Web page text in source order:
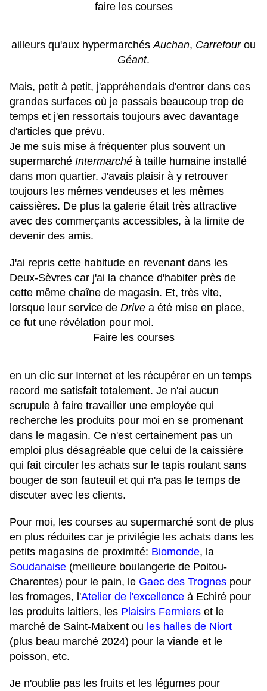
faire les courses
ailleurs qu'aux hypermarchésAuchan, Carrefourou
Géant.
Mais, petit à petit, j'appréhendais d'entrer dans ces
grandes surfaces où je passais beaucoup trop de
temps et j'en ressortais toujours avec davantage
d'articles que prévu.
Je me suis mise à fréquenter plus souvent un
supermarché Intermarché à taille humaine installé
dans mon quartier. J'avais plaisir à y retrouver
toujours les mêmes vendeuses et les mêmes
caissières. De plus la galerie était très attractive
avec des commerçants accessibles, à la limite de
devenir des amis.
J'ai repris cette habitude en revenant dans les
Deux-Sèvres car j'ai la chance d'habiter près de
cette même chaîne de magasin. Et, très vite,
lorsque leur service de Drive a été mise en place,
ce fut une révélation pour moi.
Faire les courses
en un clic sur Internet et les récupérer en un temps
record me satisfait totalement. Je n'ai aucun
scrupule à faire travailler une employée qui
recherche les produits pour moi en se promenant
dans le magasin. Ce n'est certainement pas un
emploi plus désagréable que celui de la caissière
qui fait circuler les achats sur le tapis roulant sans
bouger de son fauteuil et qui n'a pas le temps de
discuter avec les clients.
Pour moi, les courses au supermarché sont de plus
en plus réduites car je privilégie les achats dans les
petits magasins de proximité: Biomonde, la
Soudanaise (meilleure boulangerie de Poitou-
Charentes) pour le pain, le Gaec des Trognes pour
les fromages, l'Atelier de l'excellence à Echiré pour
les produits laitiers, les Plaisirs Fermiers et le
marché de Saint-Maixent ou les halles de Niort
(plus beau marché 2024) pour la viande et le
poisson, etc.
Je n'oublie pas les fruits et les légumes pour